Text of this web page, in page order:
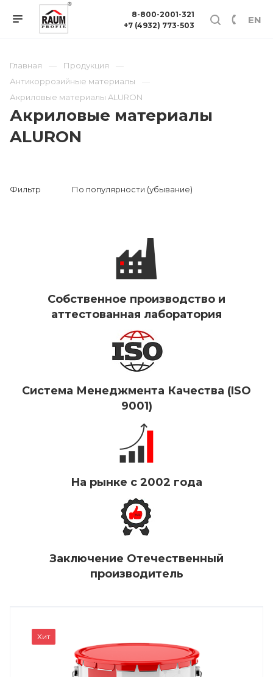
EN
8-800-2001-321
+7 (4932) 773-503
Главная
Продукция
Антикоррозийные материалы
Акриловые материалы ALURON
Акриловые материалы
ALURON
Фильтр По популярности (убывание)
Собственное производство и
аттестованная лаборатория
Система Менеджмента Качества (ISO
9001)
На рынке с 2002 года
Заключение Отечественный
производитель
Хит